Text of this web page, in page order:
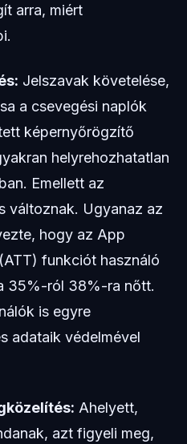
arra, miért
Jelszavak követelése,
a csevegési naplók
képernyőrögzítő
helyrehozhatatlan
Emellett az
változnak. Ugyanaz az
hogy az App
funkciót használó
35%-ról 38%-ra nőtt.
is egyre
adataik védelmével
Ahelyett,
azt figyeli meg,